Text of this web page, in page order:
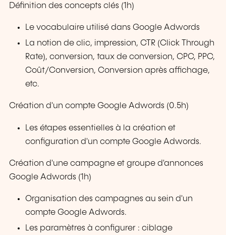
Définition des concepts clés (1h)
Le vocabulaire utilisé dans Google Adwords
La notion de clic, impression, CTR (Click Through
Rate), conversion, taux de conversion, CPC, PPC,
Coût/Conversion, Conversion après affichage,
etc.
Création d'un compte Google Adwords (0.5h)
Les étapes essentielles à la création et
configuration d'un compte Google Adwords.
Création d'une campagne et groupe d'annonces
Google Adwords (1h)
Organisation des campagnes au sein d'un
compte Google Adwords.
Les paramètres à configurer : ciblage